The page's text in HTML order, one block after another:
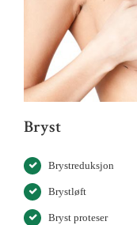
Bryst
Brystreduksjon
Brystløft
Bryst proteser